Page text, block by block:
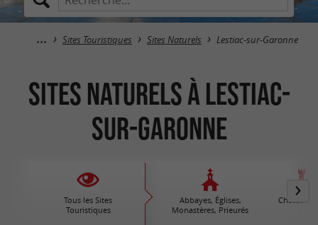
Sites Touristiques Sites Naturels Lestiac-sur-Garonne
Sites Naturels à Lestiac-
sur-Garonne
Tous les Sites
Touristiques
Abbayes, Églises,
Monastères, Prieurés
Châteaux